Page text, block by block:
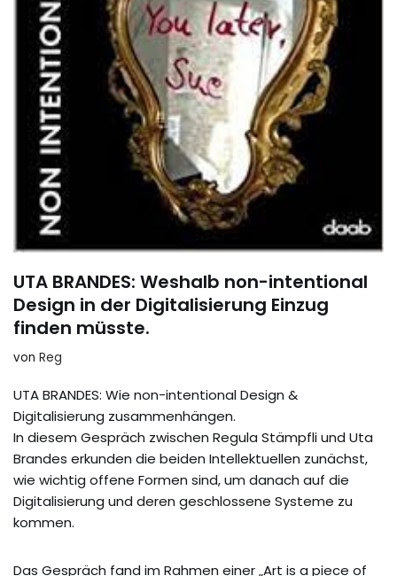
UTA BRANDES: Weshalb non-intentional
Design in der Digitalisierung Einzug
finden müsste.
von Reg
UTA BRANDES: Wie non-intentional Design &
Digitalisierung zusammenhängen.
In diesem Gespräch zwischen Regula Stämpfli und Uta
Brandes erkunden die beiden Intellektuellen zunächst,
wie wichtig offene Formen sind, um danach auf die
Digitalisierung und deren geschlossene Systeme zu
kommen.
Das Gespräch fand im Rahmen einer „Art is a piece of